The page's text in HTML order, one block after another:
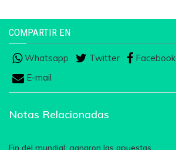
COMPARTIR EN
Whatsapp Twitter Facebook
E-mail
Notas Relacionadas
Fin del mundial: ganaron las apuestas